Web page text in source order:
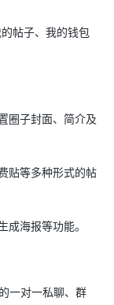
帖子、我的钱包
圈子封面、简介及
贴等多种形式的帖
成海报等功能。
一对一私聊、群